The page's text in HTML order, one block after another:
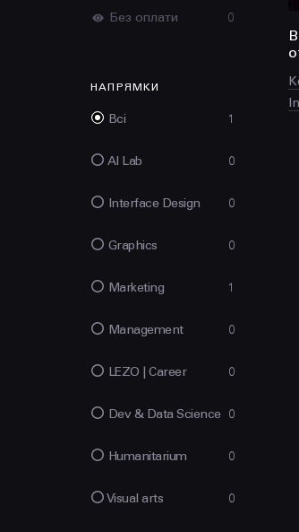
Без оплати 0
НАПРЯМКИ
Всі 1
AI Lab 0
Interface Design 0
Graphics 0
Marketing 1
Management 0
LEZO | Сareer 0
Dev & Data Science 0
Humanitarium 0
Visual arts 0